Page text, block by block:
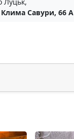
Клима Савури, 66 А